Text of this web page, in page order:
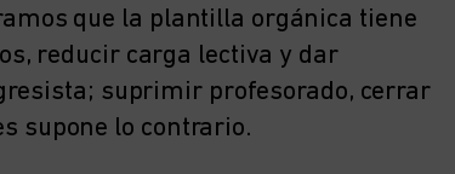
que la plantilla orgánica tiene
reducir carga lectiva y dar
suprimir profesorado, cerrar
supone lo contrario.